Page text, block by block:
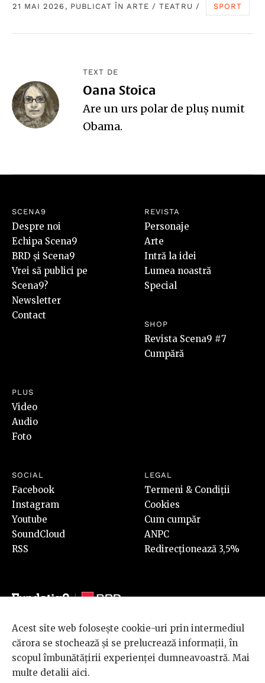
21 MAI 2026, PUBLICAT ÎN ARTE /TEATRU / SPORT
TEXT DE
Oana Stoica
Are un urs polar de pluş numit
Obama.
SCENA9
Despre noi
Echipa Scena9
BRD și Scena9
Vrei să publici pe
Scena9?
Newsletter
Contact
REVISTA
Personaje
Arte
Intră la idei
Lumea noastră
Special
SHOP
Revista Scena9 #7
Cumpără
PLUS
Video
Audio
Foto
SOCIAL
Facebook
Instagram
Youtube
SoundCloud
RSS
LEGAL
Termeni & Condiții
Cookies
Cum cumpăr
ANPC
Redirecționează 3,5%
© 2026 BRD Groupe Société Générale, toate drepturile rezervate.
Scena 9 este un proiect sustinut de
BRD GROUPE SOCIÉTÉ
GÉNÉRALE
Acest site web folosește cookie-uri prin intermediul
cărora se stochează și se prelucrează informații, în
scopul îmbunătățirii experienței dumneavoastră. Mai
multe detalii aici.